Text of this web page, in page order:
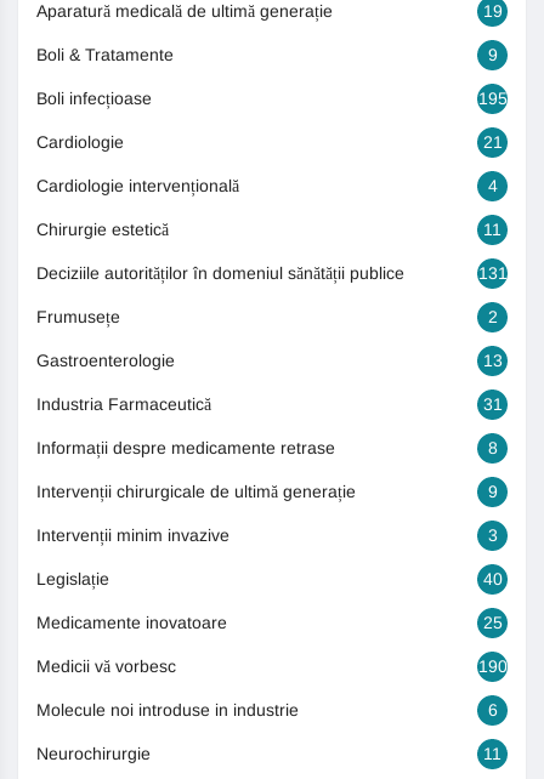
Aparatură medicală de ultimă generație 19
Boli & Tratamente 9
Boli infecțioase 195
Cardiologie 21
Cardiologie intervențională 4
Chirurgie estetică 11
Deciziile autorităților în domeniul sănătății publice 131
Frumusețe 2
Gastroenterologie 13
Industria Farmaceutică 31
Informații despre medicamente retrase 8
Intervenții chirurgicale de ultimă generație 9
Intervenții minim invazive 3
Legislație 40
Medicamente inovatoare 25
Medicii vă vorbesc 190
Molecule noi introduse in industrie 6
Neurochirurgie 11